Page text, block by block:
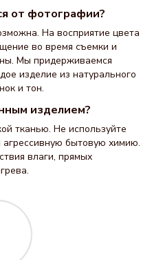
от фотографии?
На восприятие цвета
во время съемки и
Мы придерживаемся
изделие из натурального
и тон.
изделием?
тканью. Не используйте
агрессивную бытовую химию.
влаги, прямых